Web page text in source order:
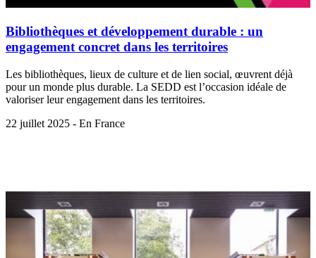
Bibliothèques et développement durable : un
engagement concret dans les territoires
Les bibliothèques, lieux de culture et de lien social, œuvrent déjà
pour un monde plus durable. La SEDD est l’occasion idéale de
valoriser leur engagement dans les territoires.
22 juillet 2025 - En France